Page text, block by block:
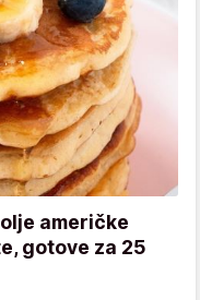
američke
gotove za 25